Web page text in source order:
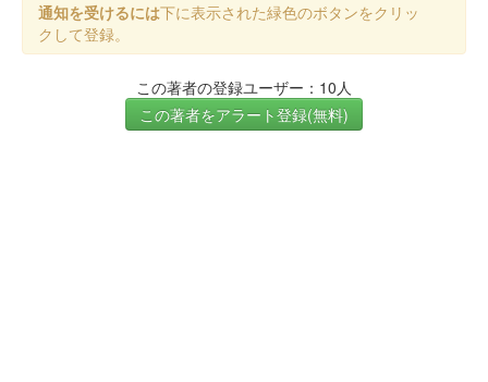
通知を受けるには下に表示された緑色のボタンをクリッ
クして登録。
この著者の登録ユーザー：10人
この著者をアラート登録(無料)